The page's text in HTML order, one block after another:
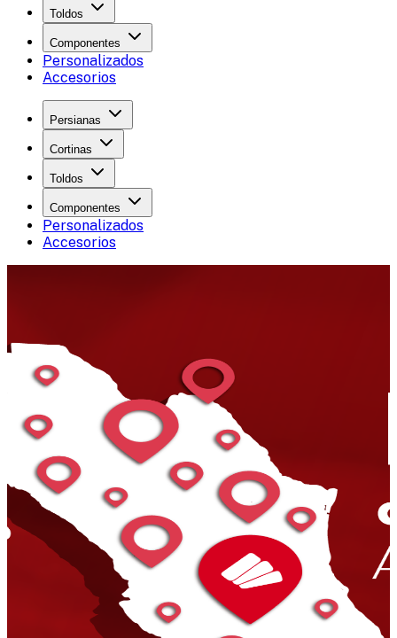
Toldos
Componentes
Personalizados
Accesorios
Persianas
Cortinas
Toldos
Componentes
Personalizados
Accesorios